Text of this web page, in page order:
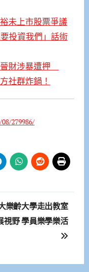
未上市股票爭議
投資我們」話術
晉財涉暴遭押
社群炸鍋！
279986/
樂齡大學走出教室
視野 學員樂學樂活